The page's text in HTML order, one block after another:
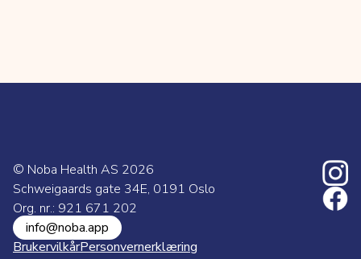
© Noba Health AS 2026
Schweigaards gate 34E, 0191 Oslo
Org. nr.: 921 671 202
info@noba.app
BrukervilkårPersonvernerklæring